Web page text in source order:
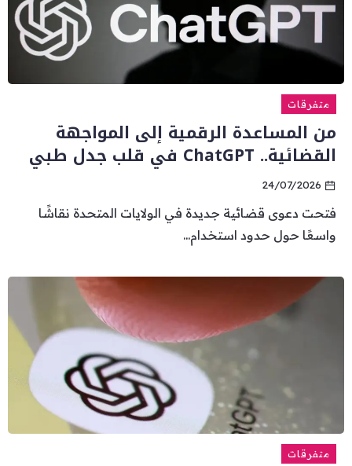
متفرقات
من المساعدة الرقمية إلى المواجهة
القضائية.. ChatGPT في قلب جدل طبي
24/07/2026
فتحت دعوى قضائية جديدة في الولايات المتحدة نقاشًا
واسعًا حول حدود استخدام...
متفرقات